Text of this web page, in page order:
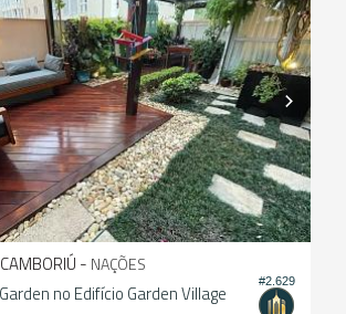
#2.629
- NAÇÕES
no Edifício Garden Village